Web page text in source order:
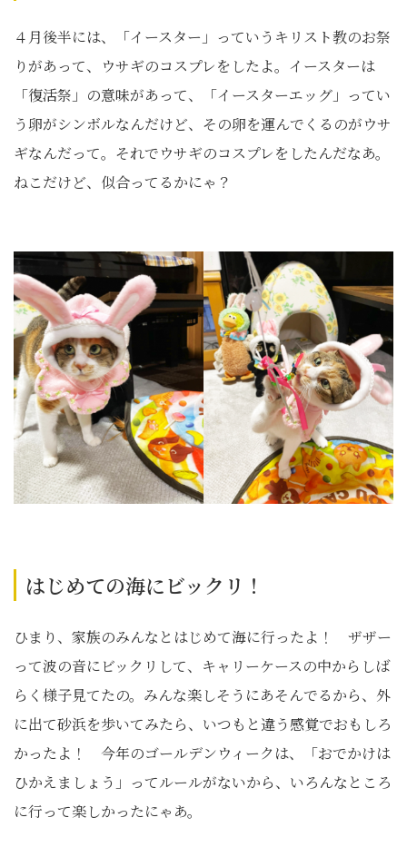
４月後半には、「イースター」っていうキリスト教のお祭
りがあって、ウサギのコスプレをしたよ。イースターは
「復活祭」の意味があって、「イースターエッグ」ってい
う卵がシンボルなんだけど、その卵を運んでくるのがウサ
ギなんだって。それでウサギのコスプレをしたんだなあ。
ねこだけど、似合ってるかにゃ？
はじめての海にビックリ！
ひまり、家族のみんなとはじめて海に行ったよ！ ザザー
って波の音にビックリして、キャリーケースの中からしば
らく様子見てたの。みんな楽しそうにあそんでるから、外
に出て砂浜を歩いてみたら、いつもと違う感覚でおもしろ
かったよ！ 今年のゴールデンウィークは、「おでかけは
ひかえましょう」ってルールがないから、いろんなところ
に行って楽しかったにゃあ。